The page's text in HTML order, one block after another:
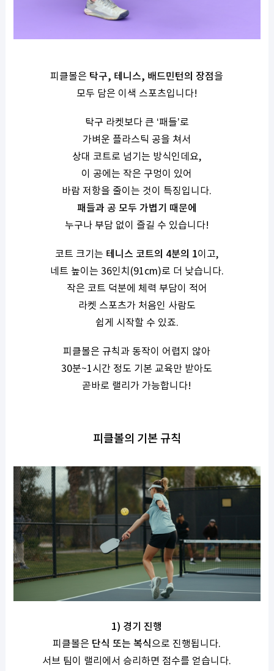
피클볼은 탁구, 테니스, 배드민턴의 장점을
모두 담은 이색 스포츠입니다!
탁구 라켓보다 큰 ‘패들’로
가벼운 플라스틱 공을 쳐서
상대 코트로 넘기는 방식인데요,
이 공에는 작은 구멍이 있어
바람 저항을 줄이는 것이 특징입니다.
패들과 공 모두 가볍기 때문에
누구나 부담 없이 즐길 수 있습니다!
코트 크기는 테니스 코트의 4분의 1이고,
네트 높이는 36인치(91cm)로 더 낮습니다.
작은 코트 덕분에 체력 부담이 적어
라켓 스포츠가 처음인 사람도
쉽게 시작할 수 있죠.
피클볼은 규칙과 동작이 어렵지 않아
30분~1시간 정도 기본 교육만 받아도
곧바로 랠리가 가능합니다!
피클볼의 기본 규칙
1) 경기 진행
피클볼은 단식 또는 복식으로 진행됩니다.
서브 팀이 랠리에서 승리하면 점수를 얻습니다.